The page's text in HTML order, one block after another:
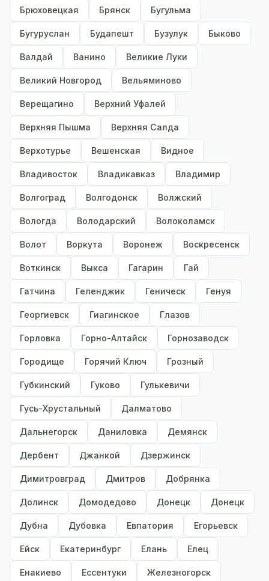
Брюховецкая Брянск Бугульма
Бугуруслан Будапешт Бузулук Быково
Валдай Ванино Великие Луки
Великий Новгород Вельяминово
Верещагино Верхний Уфалей
Верхняя Пышма Верхняя Салда
Верхотурье Вешенская Видное
Владивосток Владикавказ Владимир
Волгоград Волгодонск Волжский
Вологда Володарский Волоколамск
Волот Воркута Воронеж Воскресенск
Воткинск Выкса Гагарин Гай
Гатчина Геленджик Геническ Генуя
Георгиевск Гиагинское Глазов
Горловка Горно-Алтайск Горнозаводск
Городище Горячий Ключ Грозный
Губкинский Гуково Гулькевичи
Гусь-Хрустальный Далматово
Дальнегорск Даниловка Демянск
Дербент Джанкой Дзержинск
Димитровград Дмитров Добрянка
Долинск Домодедово Донецк Донецк
Дубна Дубовка Евпатория Егорьевск
Ейск Екатеринбург Елань Елец
Енакиево Ессентуки Железногорск